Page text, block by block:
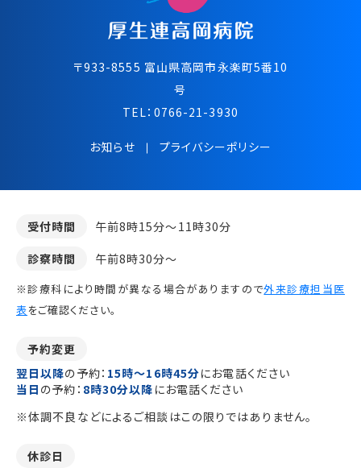
〒933-8555 富⼭県⾼岡市永楽町5番10
号
TEL： 0766-21-3930
お知らせ プライバシーポリシー
受付時間
午前8時15分～11時30分
診察時間
午前8時30分～
※診療科により時間が異なる場合がありますので外来診療担当医
表をご確認ください。
予約変更
翌日以降の予約： 15時～16時45分にお電話ください
当日 の予約： 8時30分以降 にお電話ください
※体調不良などによるご相談はこの限りではありません。
休診日